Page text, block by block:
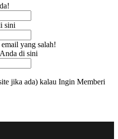
sini
yang salah!
di sini
jika ada) kalau Ingin Memberi